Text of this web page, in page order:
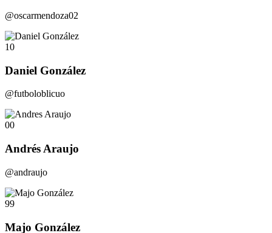
@oscarmendoza02
10
Daniel González
@futboloblicuo
00
Andrés Araujo
@andraujo
99
Majo González